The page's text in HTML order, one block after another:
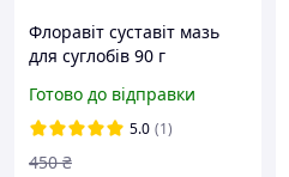
Флоравіт суставіт мазь
для суглобів 90 г
Готово до відправки
5.0 (1)
450 ₴